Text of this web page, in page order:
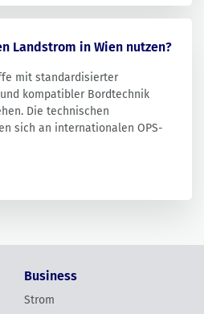
Landstrom in Wien nutzen?
mit standardisierter
kompatibler Bordtechnik
Die technischen
sich an internationalen OPS-
Business
Strom